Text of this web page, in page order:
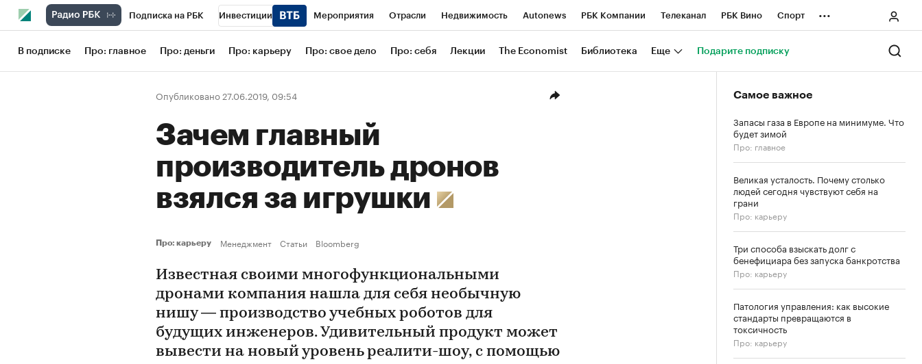
Подписка на РБК Инвестиции Мероприятия Отрасли Недвижимость Autonews РБК Компании Телеканал РБК Вино Спорт
Школа управления РБК РБК Образование РБК Life Тренды Визионеры Национальные проекты Город
Рынок наличной валюты
...
В подписке Про: главное Про: деньги Про: карьеру Про: свое дело Про: себя Лекции The Economist Библиотека Еще Подарите подписку
Опубликовано 27.06.2019, 09:54
Зачем главный
производитель дронов
взялся за игрушки
Про: карьеру Менеджмент Статьи Bloomberg
Известная своими многофункциональными
дронами компания нашла для себя необычную
нишу — производство учебных роботов для
будущих инженеров. Удивительный продукт может
вывести на новый уровень реалити-шоу, с помощью
Самое важное
Запасы газа в Европе на минимуме. Что
будет зимой
Про: главное
Великая усталость. Почему столько
людей сегодня чувствуют себя на
грани
Про: карьеру
Три способа взыскать долг с
бенефициара без запуска банкротства
Про: карьеру
Патология управления: как высокие
стандарты превращаются в
токсичность
Про: карьеру